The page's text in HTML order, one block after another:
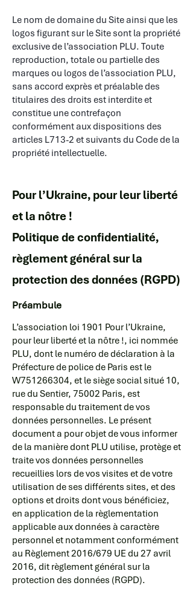
Le nom de domaine du Site ainsi que les
logos figurant sur le Site sont la propriété
exclusive de l’association PLU. Toute
reproduction, totale ou partielle des
marques ou logos de l’association PLU,
sans accord exprès et préalable des
titulaires des droits est interdite et
constitue une contrefaçon
conformément aux dispositions des
articles L713-2 et suivants du Code de la
propriété intellectuelle.
Pour l’Ukraine, pour leur liberté
et la nôtre !
Politique de confidentialité,
règlement général sur la
protection des données (RGPD)
​​Préambule
L’association loi 1901 Pour l’Ukraine,
pour leur liberté et la nôtre !, ici nommée
PLU, dont le numéro de déclaration à la
Préfecture de police de Paris est le
W751266304, et le siège social situé 10,
rue du Sentier, 75002 Paris, est
responsable du traitement de vos
données personnelles. Le présent
document a pour objet de vous informer
de la manière dont PLU utilise, protège et
traite vos données personnelles
recueillies lors de vos visites et de votre
utilisation de ses différents sites, et des
options et droits dont vous bénéficiez,
en application de la règlementation
applicable aux données à caractère
personnel et notamment conformément
au Règlement 2016/679 UE du 27 avril
2016, dit règlement général sur la
protection des données (RGPD).